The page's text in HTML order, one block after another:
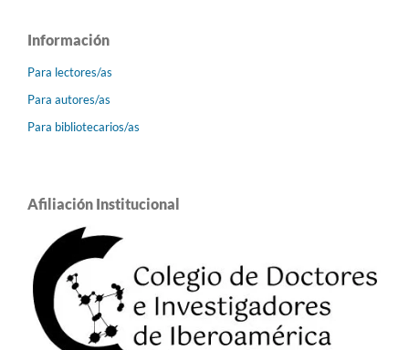
Información
Para lectores/as
Para autores/as
Para bibliotecarios/as
Afiliación Institucional